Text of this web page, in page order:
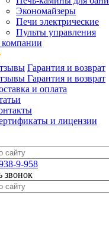
Экономайзеры
Печи электрические
Пульты управления
Гарантия и возврат
Гарантия и возврат
и оплата
и лицензии
9-958
звонок